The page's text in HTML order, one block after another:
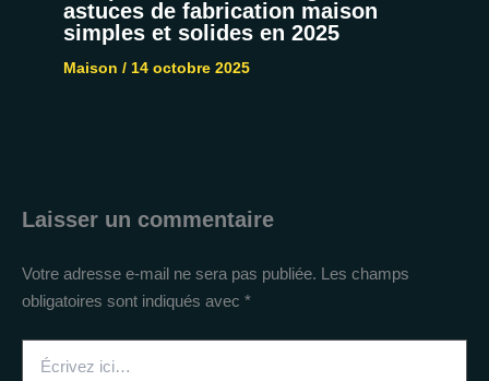
astuces de fabrication maison
simples et solides en 2025
Maison / 14 octobre 2025
Laisser un commentaire
Votre adresse e-mail ne sera pas publiée. Les champs
obligatoires sont indiqués avec *
ici…